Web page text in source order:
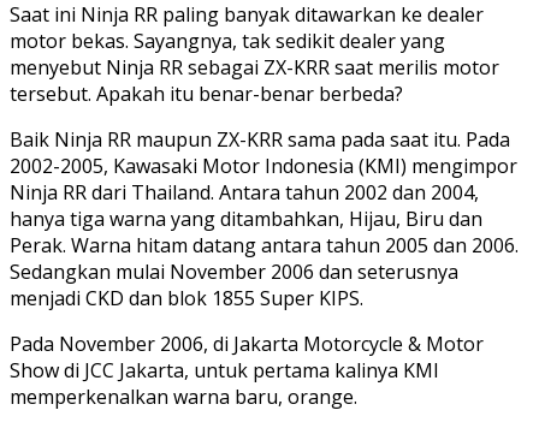
Saat ini Ninja RR paling banyak ditawarkan ke dealer
motor bekas. Sayangnya, tak sedikit dealer yang
menyebut Ninja RR sebagai ZX-KRR saat merilis motor
tersebut. Apakah itu benar-benar berbeda?
Baik Ninja RR maupun ZX-KRR sama pada saat itu. Pada
2002-2005, Kawasaki Motor Indonesia (KMI) mengimpor
Ninja RR dari Thailand. Antara tahun 2002 dan 2004,
hanya tiga warna yang ditambahkan, Hijau, Biru dan
Perak. Warna hitam datang antara tahun 2005 dan 2006.
Sedangkan mulai November 2006 dan seterusnya
menjadi CKD dan blok 1855 Super KIPS.
Pada November 2006, di Jakarta Motorcycle & Motor
Show di JCC Jakarta, untuk pertama kalinya KMI
memperkenalkan warna baru, orange.